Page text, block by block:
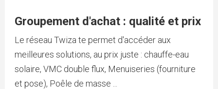
Groupement d'achat : qualité et prix
Le réseau Twiza te permet d'accéder aux
meilleures solutions, au prix juste : chauffe-eau
solaire, VMC double flux, Menuiseries (fourniture
et pose), Poêle de masse ...